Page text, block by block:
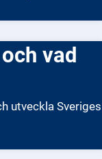
utveckla Sveriges